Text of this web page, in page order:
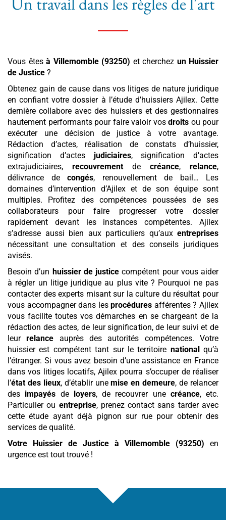
Vous êtes à Villemomble (93250) et cherchez un Huissier
de Justice ?
Obtenez gain de cause dans vos litiges de nature juridique
en confiant votre dossier à l’étude d’huissiers Ajilex. Cette
dernière collabore avec des huissiers et des gestionnaires
hautement performants pour faire valoir vos droits ou pour
exécuter une décision de justice à votre avantage.
Rédaction d’actes, réalisation de constats d’huissier,
signification d’actes judiciaires, signification d’actes
extrajudiciaires, recouvrement de créance, relance,
délivrance de congés, renouvellement de bail… Les
domaines d’intervention d’Ajilex et de son équipe sont
multiples. Profitez des compétences poussées de ses
collaborateurs pour faire progresser votre dossier
rapidement devant les instances compétentes. Ajilex
s’adresse aussi bien aux particuliers qu’aux entreprises
nécessitant une consultation et des conseils juridiques
avisés.
Besoin d’un huissier de justice compétent pour vous aider
à régler un litige juridique au plus vite ? Pourquoi ne pas
contacter des experts misant sur la culture du résultat pour
vous accompagner dans lesprocédures afférentes ? Ajilex
vous facilite toutes vos démarches en se chargeant de la
rédaction des actes, de leur signification, de leur suivi et de
leurrelance auprès des autorités compétences. Votre
huissier est compétent tant sur le territoire national
qu’à
l’étranger. Si vous avez besoin d’une assistance en France
dans vos litiges locatifs, Ajilex pourra s’occuper de réaliser
l’état des lieux, d’établir unemise en demeure, de relancer
des impayés de loyers, de recouvrer une créance, etc.
Particulier ou entreprise, prenez contact sans tarder avec
cette étude ayant déjà pignon sur rue pour obtenir des
services de qualité.
Votre Huissier de Justice à Villemomble (93250) en
urgence est tout trouvé !